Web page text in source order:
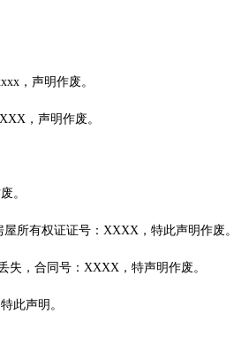
，声明作废。
，声明作废。
。
所有权证证号：XXXX，特此声明作废。
，合同号：XXXX，特声明作废。
此声明。